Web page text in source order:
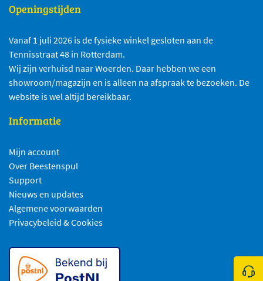
Openingstijden
Vanaf 1 juli 2026 is de fysieke winkel gesloten aan de
Tennisstraat 48 in Rotterdam.
Wij zijn verhuisd naar Woerden. Daar hebben we een
showroom/magazijn en is alleen na afspraak te bezoeken. De
website is wel altijd bereikbaar.
Informatie
Mijn account
Over Beestenspul
Support
Nieuws en updates
Algemene voorwaarden
Privacybeleid & Cookies
Klik